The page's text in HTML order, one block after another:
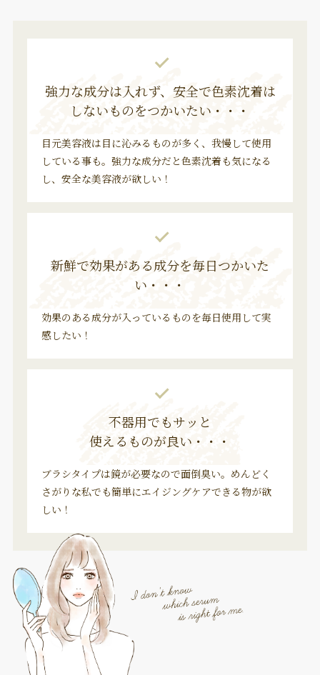
強力な成分は入れず、 安全で色素沈着は
しないものをつかいたい・・・
目元美容液は目に沁みるものが多く、我慢して使用
している事も。強力な成分だと色素沈着も気になる
し、安全な美容液が欲しい！
新鮮で効果がある成分を毎日つかいた
い・・・
効果のある成分が入っているものを毎日使用して実
感したい！
不器用でもサッと
使えるものが良い・・・
ブラシタイプは鏡が必要なので面倒臭い。めんどく
さがりな私でも簡単にエイジングケアできる物が欲
しい！